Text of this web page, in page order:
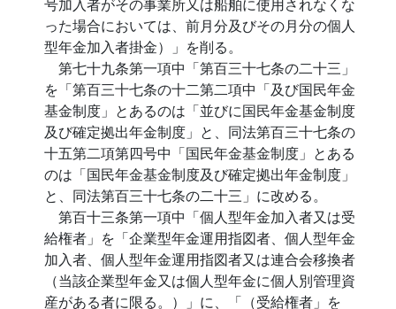
った場合においては、前月分及びその月分の個人
型年金加入者掛金）」を削る。
第七十九条第一項中「第百三十七条の二十三」
を「第百三十七条の十二第二項中「及び国民年金
基金制度」とあるのは「並びに国民年金基金制度
及び確定拠出年金制度」と、同法第百三十七条の
十五第二項第四号中「国民年金基金制度」とある
のは「国民年金基金制度及び確定拠出年金制度」
と、同法第百三十七条の二十三」に改める。
第百十三条第一項中「個人型年金加入者又は受
給権者」を「企業型年金運用指図者、個人型年金
加入者、個人型年金運用指図者又は連合会移換者
（当該企業型年金又は個人型年金に個人別管理資
産がある者に限る。）」に、「（受給権者」を